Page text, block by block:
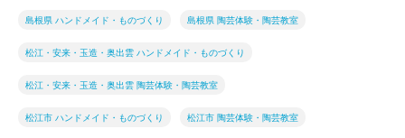
島根県 ハンドメイド・ものづくり 島根県 陶芸体験・陶芸教室
松江・安来・玉造・奥出雲 ハンドメイド・ものづくり
松江・安来・玉造・奥出雲 陶芸体験・陶芸教室
松江市 ハンドメイド・ものづくり 松江市 陶芸体験・陶芸教室